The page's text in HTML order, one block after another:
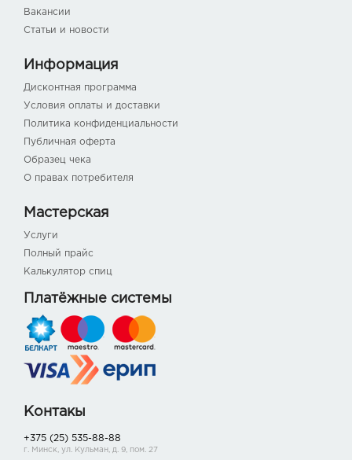
Вакансии
Статьи и новости
Информация
Дисконтная программа
Условия оплаты и доставки
Политика конфиденциальности
Публичная оферта
Образец чека
О правах потребителя
Мастерская
Услуги
Полный прайс
Калькулятор спиц
Платёжные системы
Контакы
+375 (25) 535-88-88
г. Минск, ул. Кульман, д. 9, пом. 27